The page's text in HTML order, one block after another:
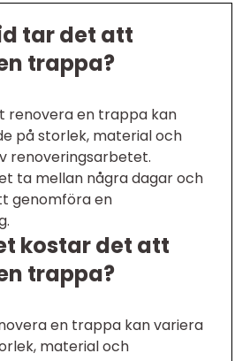
tar det att
trappa?
renovera en trappa kan
på storlek, material och
renoveringsarbetet.
ta mellan några dagar och
genomföra en
kostar det att
trappa?
en trappa kan variera
material och